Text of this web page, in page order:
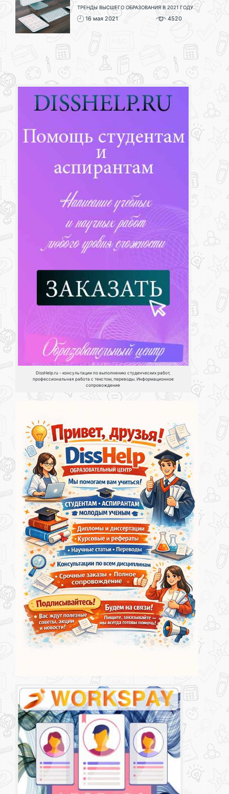
ТРЕНДЫ ВЫСШЕГО ОБРАЗОВАНИЯ В 2021 ГОДУ
16 мая 2021 4520
DissHelp.ru - консультации по выполнению студенческих работ,
профессиональная работа с текстом, переводы. Информационное
сопровождение